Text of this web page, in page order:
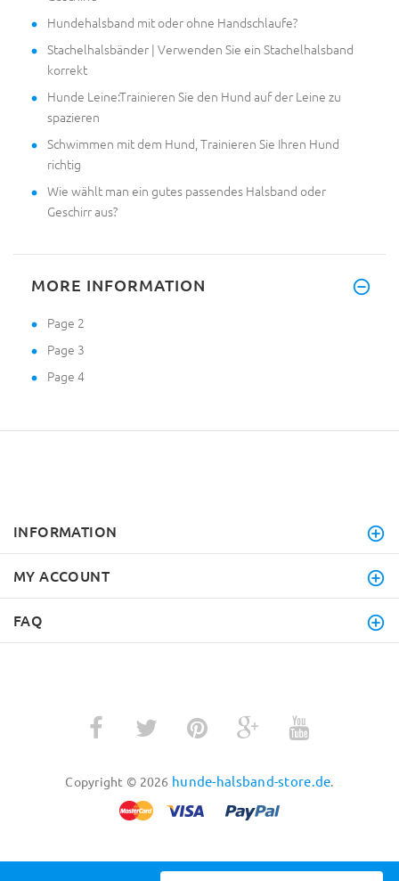
Hundehalsband mit oder ohne Handschlaufe?
Stachelhalsbänder | Verwenden Sie ein Stachelhalsband
korrekt
Hunde Leine:Trainieren Sie den Hund auf der Leine zu
spazieren
Schwimmen mit dem Hund, Trainieren Sie Ihren Hund
richtig
Wie wählt man ein gutes passendes Halsband oder
Geschirr aus?
MORE INFORMATION
Page 2
Page 3
Page 4
INFORMATION
MY ACCOUNT
FAQ
Copyright © 2026 hunde-halsband-store.de.